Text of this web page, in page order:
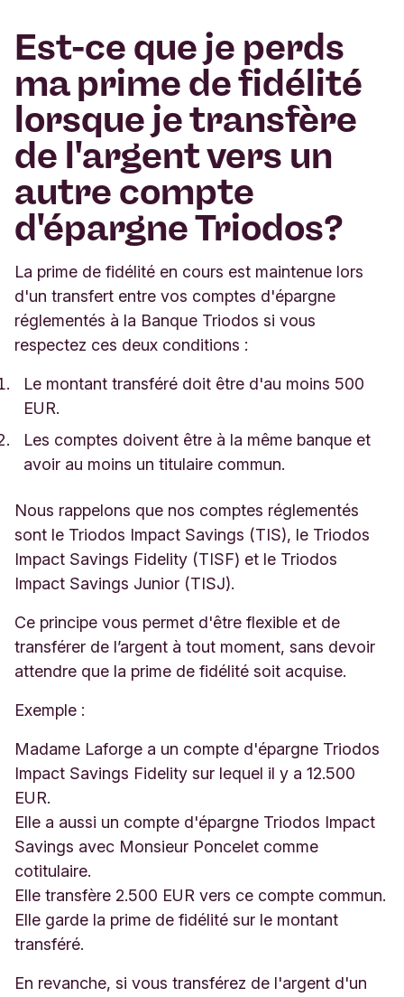
Est-ce que je perds
ma prime de fidélité
lorsque je transfère
de l'argent vers un
autre compte
d'épargne Triodos?
La prime de fidélité en cours est maintenue lors
d'un transfert entre vos comptes d'épargne
réglementés à la Banque Triodos si vous
respectez ces deux conditions :
Le montant transféré doit être d'au moins 500
EUR.
Les comptes doivent être à la même banque et
avoir au moins un titulaire commun.
Nous rappelons que nos comptes réglementés
sont le Triodos Impact Savings (TIS), le Triodos
Impact Savings Fidelity (TISF) et le Triodos
Impact Savings Junior (TISJ).
Ce principe vous permet d'être flexible et de
transférer de l’argent à tout moment, sans devoir
attendre que la prime de fidélité soit acquise.
Exemple :
Madame Laforge a un compte d'épargne Triodos
Impact Savings Fidelity sur lequel il y a 12.500
EUR.
Elle a aussi un compte d'épargne Triodos Impact
Savings avec Monsieur Poncelet comme
cotitulaire.
Elle transfère 2.500 EUR vers ce compte commun.
Elle garde la prime de fidélité sur le montant
transféré.
En revanche, si vous transférez de l'argent d'un